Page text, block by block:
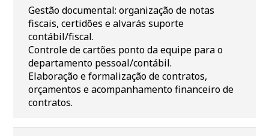
Gestão documental: organização de notas
fiscais, certidões e alvarás suporte
contábil/fiscal.
Controle de cartões ponto da equipe para o
departamento pessoal/contábil.
Elaboração e formalização de contratos,
orçamentos e acompanhamento financeiro de
contratos.